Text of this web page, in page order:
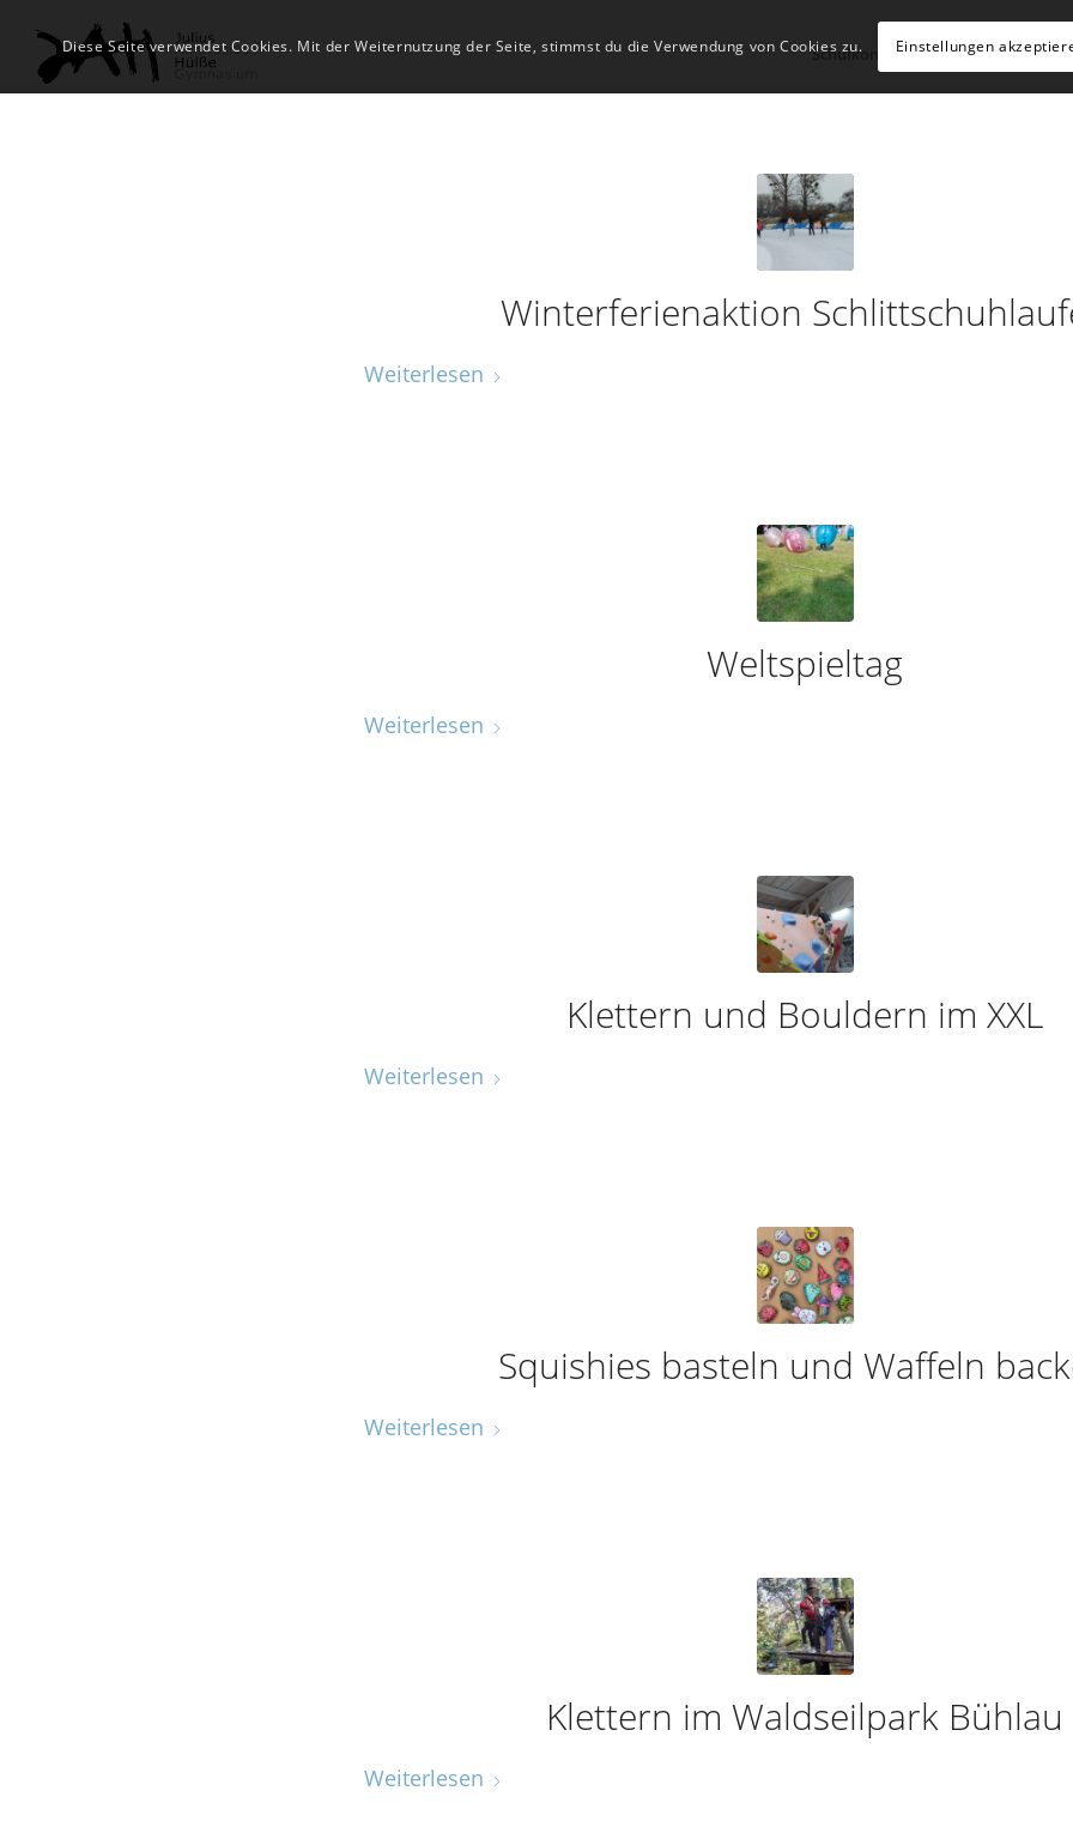
Schulkonzept Schulleben
Winterferienaktion
Weiterlesen
Weltspieltag
Weiterlesen
Klettern und Bouldern im XXL
Weiterlesen
Squishies basteln und Waffeln
Weiterlesen
Klettern im Waldseilpark Bühlau
Weiterlesen
Diese Seite verwendet Cookies. Mit der Weiternutzung der Seite, stimmst du die Verwendung von Cookies zu. Einstellungen